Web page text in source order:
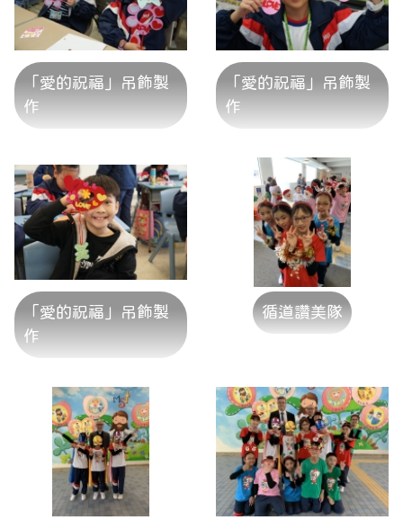
「愛的祝福」吊飾製
作
「愛的祝福」吊飾製
作
「愛的祝福」吊飾製
作
循道讚美隊